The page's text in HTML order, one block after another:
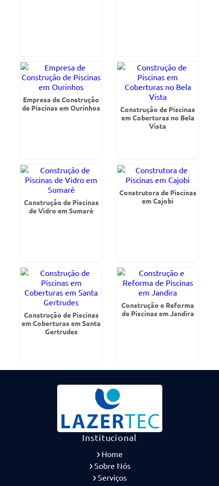
Empresa de Construção
de Piscinas em Ourinhos
Construção de Piscinas
em Coberturas no Bela
Vista
Construção de Piscinas
de Vidro em Sumaré
Construtora de Piscinas
em Cajobi
Construção de Piscinas
em Coberturas em Santa
Gertrudes
Construção e Reforma
de Piscinas em Jandira
Institucional
Home
Sobre Nós
Serviços